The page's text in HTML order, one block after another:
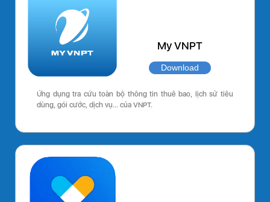
My VNPT
Download
Ứng dụng tra cứu toàn bộ thông tin thuê bao, lịch sử tiêu
dùng, gói cước, dịch vụ… của VNPT.